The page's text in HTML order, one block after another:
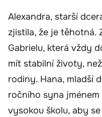
Alexandra, starší
zjistila, že je těhotná.
Gabrielu, která vždy
mít stabilní životy,
rodiny. Hana, mladší
ročního syna
vysokou školu, aby